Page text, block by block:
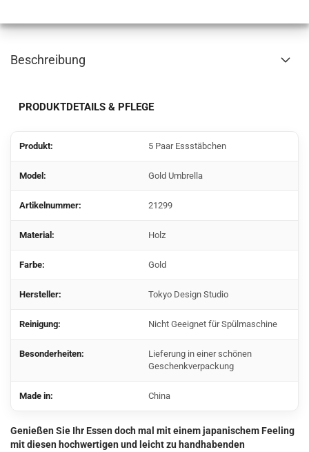
Beschreibung
PRODUKTDETAILS & PFLEGE
Produkt: 5 Paar Essstäbchen
Model: Gold Umbrella
Artikelnummer: 21299
Material: Holz
Farbe: Gold
Hersteller: Tokyo Design Studio
Reinigung: Nicht Geeignet für Spülmaschine
Besonderheiten:
Lieferung in einer schönen
Geschenkverpackung
Made in: China
Genießen Sie Ihr Essen doch mal mit einem japanischem Feeling
mit diesen hochwertigen und leicht zu handhabenden